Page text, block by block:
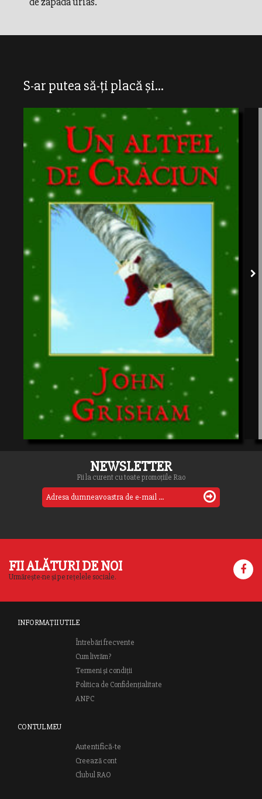
S-ar putea să-ți placă și...
NEWSLETTER
Fii la curent cu toate promoțiile Rao
FII ALĂTURI DE NOI
Urmărește-ne și pe rețelele sociale.
INFORMAȚII UTILE
Întrebări frecvente
Cum livrăm?
Termeni și condiții
Politica de Confidențialitate
ANPC
CONTUL MEU
Autentifică-te
Creează cont
Clubul RAO